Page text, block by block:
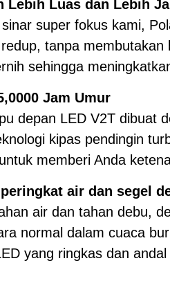
Lebih Luas dan Lebih
super fokus kami,
tanpa
sehingga
Jam Umur
depan LED V2T dibuat
kipas pendingin
memberi Anda
air dan segel
air dan tahan debu,
normal dalam cuaca
yang ringkas dan